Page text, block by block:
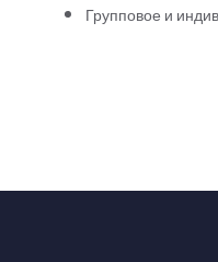
Групповое и